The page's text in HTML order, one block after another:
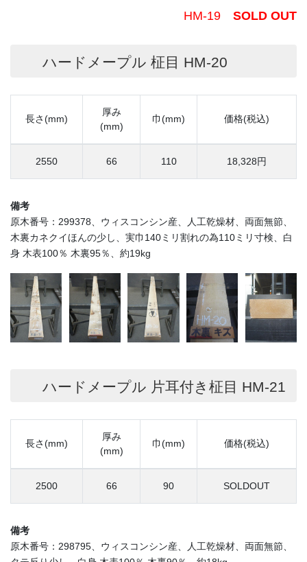
HM-19 SOLD OUT
ハードメープル 柾目 HM-20
長さ(mm)
厚み
(mm)
巾(mm) 価格(税込)
2550 66 110 18,328円
備考
原木番号：299378、ウィスコンシン産、人工乾燥材、両面無節、
木裏カネクイほんの少し、実巾140ミリ割れの為110ミリ寸検、白
身 木表100％ 木裏95％、約19kg
ハードメープル 片耳付き柾目 HM-21
長さ(mm)
厚み
(mm)
巾(mm) 価格(税込)
2500 66 90 SOLDOUT
備考
原木番号：298795、ウィスコンシン産、人工乾燥材、両面無節、